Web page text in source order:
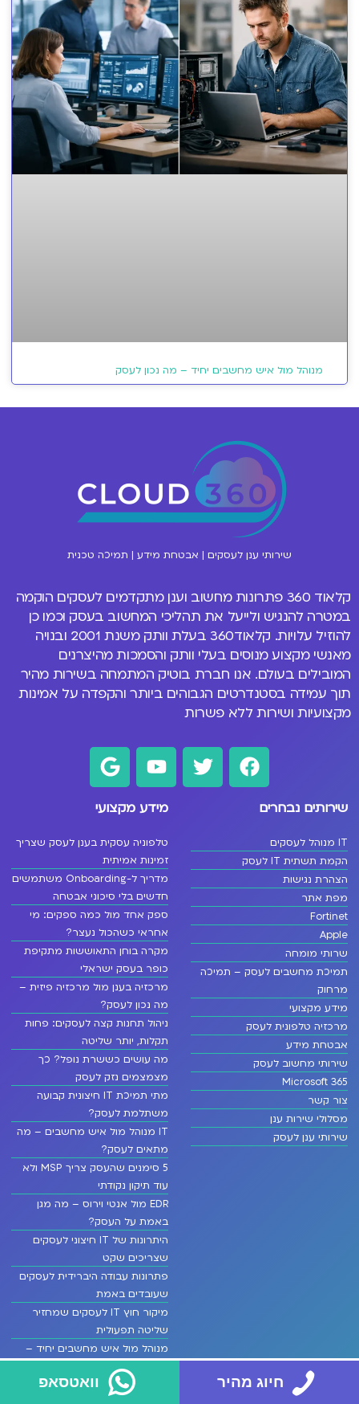
מנוהל מול איש מחשבים יחיד – מה נכון לעסק
שירותי ענן לעסקים | אבטחת מידע | תמיכה טכנית
קלאוד 360 פתרונות מחשוב וענן מתקדמים לעסקים הוקמה
במטרה להנגיש ולייעל את תהליכי המחשוב בעסק וכמו כן
להוזיל עלויות. קלאוד360 בעלת וותק משנת 2001 ובנויה
מאנשי מקצוע מנוסים בעלי וותק והסמכות מהיצרנים
המובילים בעולם. אנו חברת בוטיק המתמחה בשירות מהיר
תוך עמידה בסטנדרטים הגבוהים ביותר והקפדה על אמינות
מקצועיות ושירות ללא פשרות
שירותים נבחרים
IT מנוהל לעסקים
הקמת תשתית IT לעסק
הצהרת נגישות
מפת אתר
Fortinet
Apple
שרותי מומחה
תמיכת מחשבים לעסק – תמיכה
מרחוק
מידע מקצועי
מרכזיה טלפונית לעסק
אבטחת מידע
שירותי מחשוב לעסק
Microsoft 365
צור קשר
מסלולי שירות ענן
שירותי ענן לעסק
מידע מקצועי
טלפוניה עסקית בענן לעסק שצריך
זמינות אמיתית
מדריך ל-Onboarding משתמשים
חדשים בלי סיכוני אבטחה
ספק אחד מול כמה ספקים: מי
אחראי כשהכול נעצר?
מקרה בוחן התאוששות מתקיפת
כופר בעסק ישראלי
מרכזיה בענן מול מרכזיה פיזית –
מה נכון לעסק?
ניהול תחנות קצה לעסקים: פחות
תקלות, יותר שליטה
מה עושים כששרת נופל? כך
מצמצמים נזק לעסק
מתי תמיכת IT חיצונית קבועה
משתלמת לעסק?
IT מנוהל מול איש מחשבים – מה
מתאים לעסק?
5 סימנים שהעסק צריך MSP ולא
עוד תיקון נקודתי
EDR מול אנטי וירוס – מה מגן
באמת על העסק?
היתרונות של IT חיצוני לעסקים
שצריכים שקט
פתרונות עבודה היברידית לעסקים
שעובדים באמת
מיקור חוץ IT לעסקים שמחזיר
שליטה תפעולית
מנוהל מול איש מחשבים יחיד –
איך להגדיר הרשאות ב
חיוג מהיר וואטסאפ